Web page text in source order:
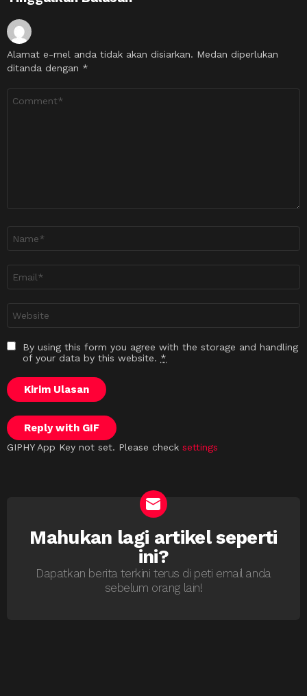
Alamat e-mel anda tidak akan disiarkan. Medan diperlukan
ditanda dengan *
sesawang
By using this form you agree with the storage and handling
of your data by this website. *
Kirim Ulasan
Reply with GIF
GIPHY App Key not set. Please check settings
NEWSLETTER
Mahukan lagi artikel seperti
ini?
Dapatkan berita terkini terus di peti email anda
sebelum orang lain!